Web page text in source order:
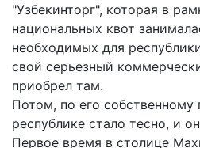
"Узбекинторг", которая в
национальных квот
необходимых для
свой серьезный
приобрел там.
Потом, по его собственному
республике стало тесно, и
Первое время в столице